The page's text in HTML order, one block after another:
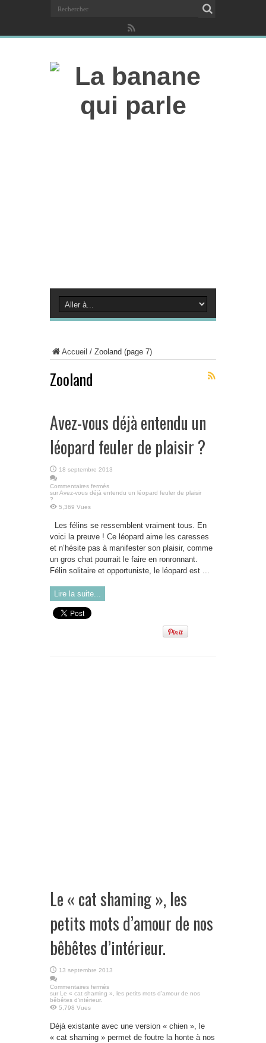
Accueil / Zooland (page 7)
Zooland
Avez-vous déjà entendu un
léopard feuler de plaisir ?
18 septembre 2013
Commentaires fermés
sur Avez-vous déjà entendu un léopard feuler de plaisir
?
5,369 Vues
Les félins se ressemblent vraiment tous. En
voici la preuve ! Ce léopard aime les caresses
et n’hésite pas à manifester son plaisir, comme
un gros chat pourrait le faire en ronronnant.
Félin solitaire et opportuniste, le léopard est ...
Lire la suite...
Le « cat shaming », les
petits mots d’amour de nos
bêbêtes d’intérieur.
13 septembre 2013
Commentaires fermés
sur Le « cat shaming », les petits mots d’amour de nos
bêbêtes d’intérieur.
5,798 Vues
Déjà existante avec une version « chien », le
« cat shaming » permet de foutre la honte à nos